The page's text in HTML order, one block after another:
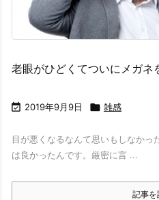
老眼がひどくてついにメガネ
 2019年9月9日  雑感
目が悪くなるなんて思いもしなかっ
は良かったんです。厳密に言 ...
記事を